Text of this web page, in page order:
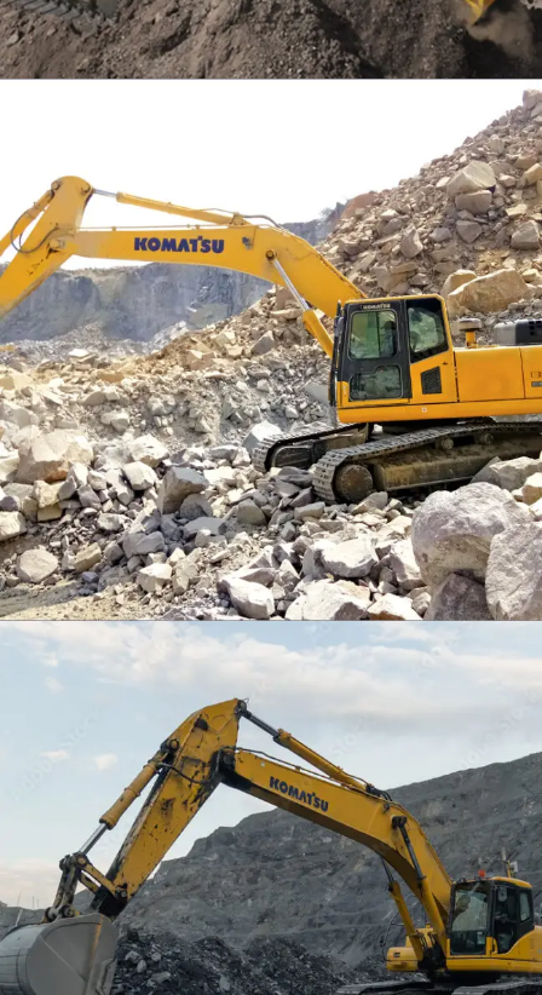
EXCAVATOR TOOLS
KOMATSU PC300SE-8M0
Find Out More
EXCAVATOR TOOLS
KOMATSU PC400LCSE-8
Find Out More